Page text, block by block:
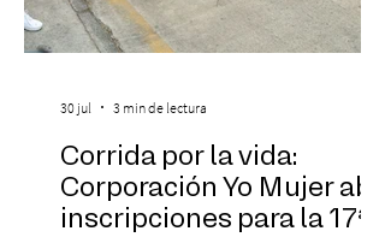
Corrida por la vida:
Corporación Yo Mujer abre
inscripciones para la 17ª
30 jul 3 min de lectura